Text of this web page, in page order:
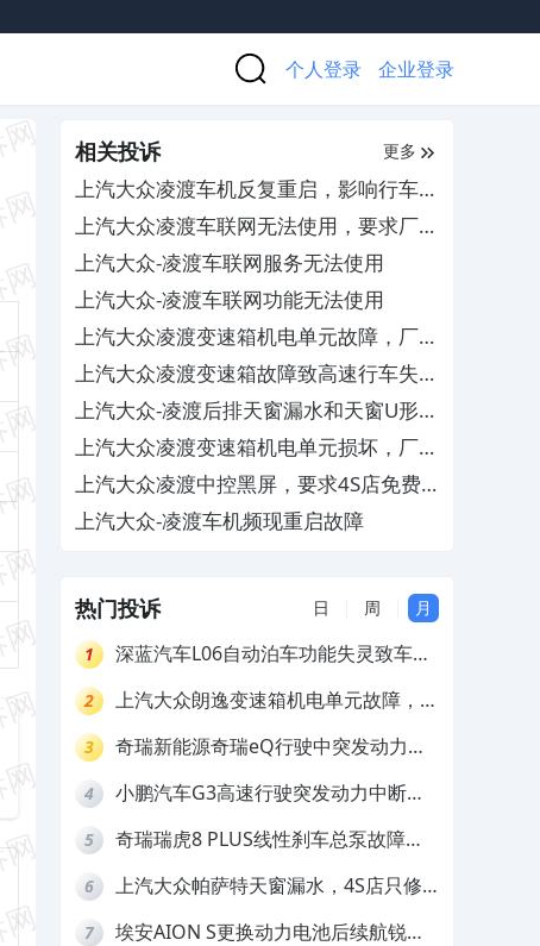
个人登录 企业登录
相关投诉 更多
上汽大众凌渡车机反复重启，影响行车安
全
上汽大众凌渡车联网无法使用，要求厂家
尽快开通服务
上汽大众-凌渡车联网服务无法使用
上汽大众-凌渡车联网功能无法使用
上汽大众凌渡变速箱机电单元故障，厂家
与4S店互相推诿拒担责
上汽大众凌渡变速箱故障致高速行车失
速，400客服推诿不解决
上汽大众-凌渡后排天窗漏水和天窗U形框
爆裂
上汽大众凌渡变速箱机电单元损坏，厂家
不作为不召回更换
上汽大众凌渡中控黑屏，要求4S店免费
维修
上汽大众-凌渡车机频现重启故障
热门投诉 日 周 月
1
深蓝汽车L06自动泊车功能失灵致车辆
2
上汽大众朗逸变速箱机电单元故障，厂
3
奇瑞新能源奇瑞eQ行驶中突发动力受
拒绝三电质保
4
小鹏汽车G3高速行驶突发动力中断，
5
奇瑞瑞虎8 PLUS线性刹车总泵故障，
6
上汽大众帕萨特天窗漏水，4S店只修
7
埃安AION S更换动力电池后续航锐